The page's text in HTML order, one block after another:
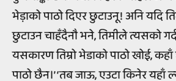
भेड़ाको पाठो दिएर छुटाउनू! अनि यदि
छुटाउन चाहँदैनौ भने, तिमीले त्यसको
यसकारण तिम्रो भेडाको पाठो खोई,
पाठो छैन।’ ‘तब जाऊ, एउटा किनेर यहाँ